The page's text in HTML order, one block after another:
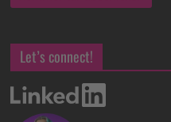
Let’s connect!